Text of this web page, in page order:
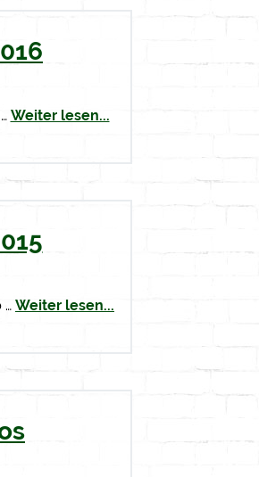
Weiter lesen...
… Weiter lesen...